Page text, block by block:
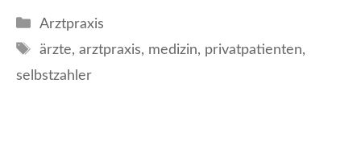
Kategorien
Arztpraxis
Schlagwörter
ärzte, arztpraxis, medizin, privatpatienten,
selbstzahler